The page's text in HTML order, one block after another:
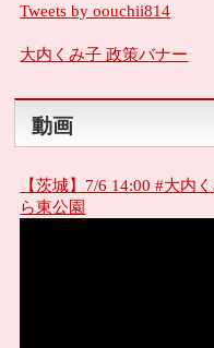
Tweets by oouchii814
大内くみ子 政策バナー
動画
【茨城】7/6 14:00 #大内
ら東公園